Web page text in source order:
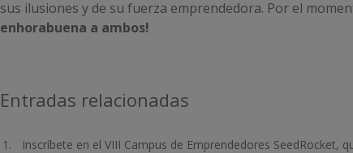
sus ilusiones y de su fuerza emprendedora. Por el
enhorabuena a ambos!
Entradas relacionadas
Inscríbete en el VIII Campus de Emprendedores SeedRocket,